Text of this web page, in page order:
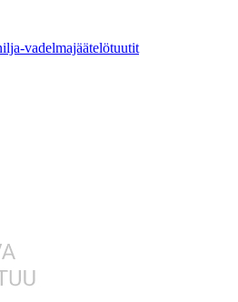
vadelmajäätelötuutit